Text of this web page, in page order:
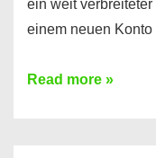
ein weit
einem neuen
Konto
Read more »